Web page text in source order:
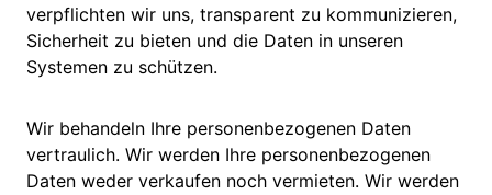
verpflichten wir uns, transparent zu kommunizieren,
Sicherheit zu bieten und die Daten in unseren
Systemen zu schützen.
Wir behandeln Ihre personenbezogenen Daten
vertraulich. Wir werden Ihre personenbezogenen
Daten weder verkaufen noch vermieten. Wir werden